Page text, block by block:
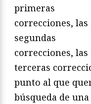
primeras
correcciones, las
segundas
correcciones, las
terceras
punto al que
búsqueda de